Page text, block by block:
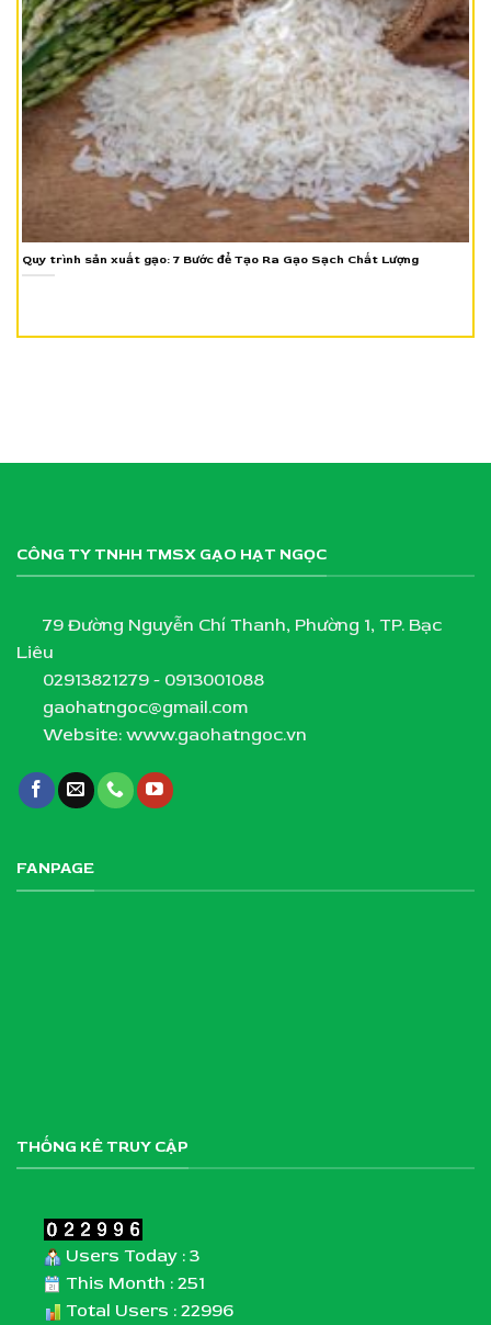
Quy trình sản xuất gạo: 7 Bước để Tạo Ra Gạo Sạch Chất Lượng
CÔNG TY TNHH TMSX GẠO HẠT NGỌC
79 Đường Nguyễn Chí Thanh, Phường 1, TP. Bạc
Liêu
02913821279 - 0913001088
gaohatngoc@gmail.com
Website: www.gaohatngoc.vn
FANPAGE
THỐNG KÊ TRUY CẬP
Users Today : 3
This Month : 251
Total Users : 22996